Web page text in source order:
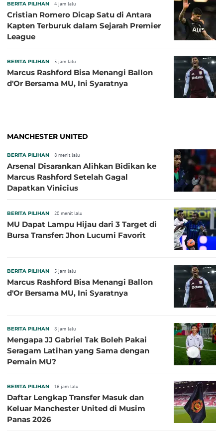
BERITA PILIHAN 4 jam lalu
Cristian Romero Dicap Satu di Antara
Kapten Terburuk dalam Sejarah Premier
League
BERITA PILIHAN 5 jam lalu
Marcus Rashford Bisa Menangi Ballon
d'Or Bersama MU, Ini Syaratnya
MANCHESTER UNITED
BERITA PILIHAN 8 menit lalu
Arsenal Disarankan Alihkan Bidikan ke
Marcus Rashford Setelah Gagal
Dapatkan Vinicius
BERITA PILIHAN 20 menit lalu
MU Dapat Lampu Hijau dari 3 Target di
Bursa Transfer: Jhon Lucumi Favorit
BERITA PILIHAN 5 jam lalu
Marcus Rashford Bisa Menangi Ballon
d'Or Bersama MU, Ini Syaratnya
BERITA PILIHAN 8 jam lalu
Mengapa JJ Gabriel Tak Boleh Pakai
Seragam Latihan yang Sama dengan
Pemain MU?
BERITA PILIHAN 16 jam lalu
Daftar Lengkap Transfer Masuk dan
Keluar Manchester United di Musim
Panas 2026